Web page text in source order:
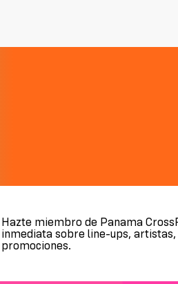
Hazte miembro de Panama
inmediata sobre line-ups,
promociones.